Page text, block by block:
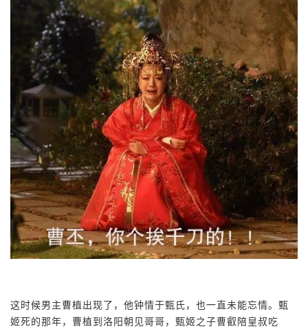
这时候男主曹植出现了，他钟情于甄氏，也一直未能忘情。甄
姬死的那年，曹植到洛阳朝见哥哥，甄姬之子曹叡陪皇叔吃